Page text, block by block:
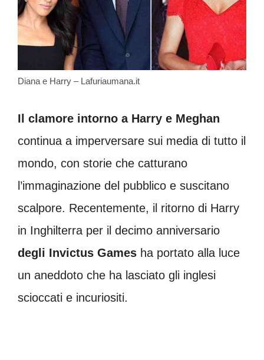
Diana e Harry – Lafuriaumana.it
Il clamore intorno a Harry e Meghan
continua a imperversare sui media di tutto il
mondo, con storie che catturano
l’immaginazione del pubblico e suscitano
scalpore. Recentemente, il ritorno di Harry
in Inghilterra per il decimo anniversario
degli Invictus Games ha portato alla luce
un aneddoto che ha lasciato gli inglesi
scioccati e incuriositi.